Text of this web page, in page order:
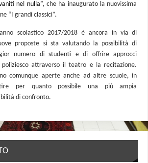
nel nulla”, che ha inaugurato la nuovissima
“I grandi classici”.
scolastico 2017/2018 è ancora in via di
proposte si sta valutando la possibilità di
numero di studenti e di offrire approcci
attraverso il teatro e la recitazione.
comunque aperte anche ad altre scuole, in
per quanto possibile una più ampia
di confronto.